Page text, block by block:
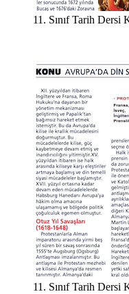
11. Sınıf Tarih
11. Sınıf Tarih Dersi